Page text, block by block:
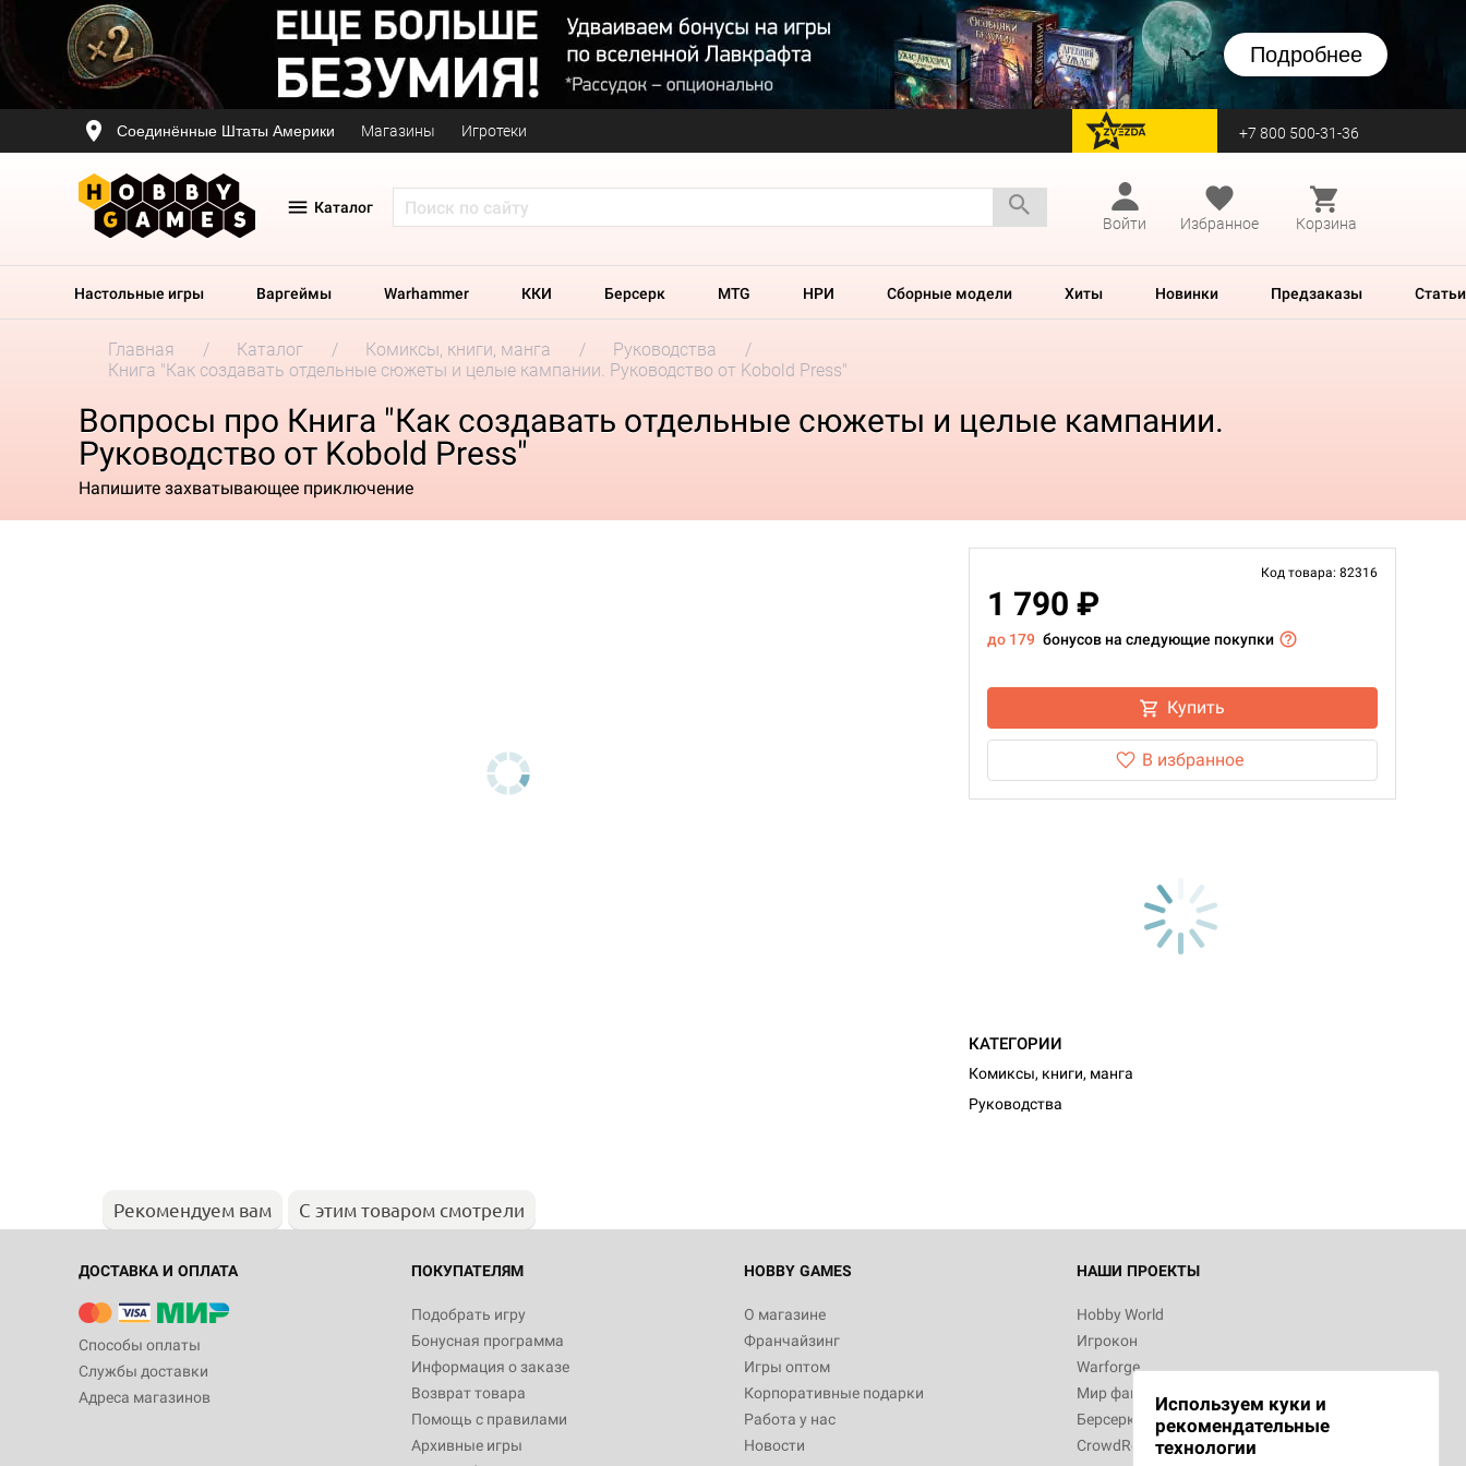
Подробнее
Соединённые Штаты Америки Магазины Игротеки перейти на Zvezda +7 800 500-31-36
Каталог
Войти
Избранное Корзина
Настольные игры Варгеймы Warhammer ККИ Берсерк MTG НРИ Сборные модели Хиты Новинки Предзаказы Статьи
Главная Каталог Комиксы, книги, манга
Руководства
Книга "Как создавать отдельные сюжеты и целые кампании. Руководство от Kobold Press"
Вопросы про Книга "Как создавать отдельные сюжеты и целые кампании.
Руководство от Kobold Press"
Напишите захватывающее приключение
Код товара: 82316
1 790 ₽
до 179 бонусов на следующие покупки
Купить
В избранное
КАТЕГОРИИ
Комиксы, книги, манга
Руководства
Рекомендуем вам С этим товаром смотрели
ДОСТАВКА И ОПЛАТА
Способы оплаты
Службы доставки
Адреса магазинов
ПОКУПАТЕЛЯМ
Подобрать игру
Бонусная программа
Информация о заказе
Возврат товара
Помощь с правилами
Архивные игры
HOBBY GAMES
О магазине
Франчайзинг
Игры оптом
Корпоративные подарки
Работа у нас
Новости
НАШИ ПРОЕКТЫ
Hobby World
Игрокон
Warforge
Мир фантастики
Берсерк
CrowdRepublic
Используем куки и
рекомендательные
технологии